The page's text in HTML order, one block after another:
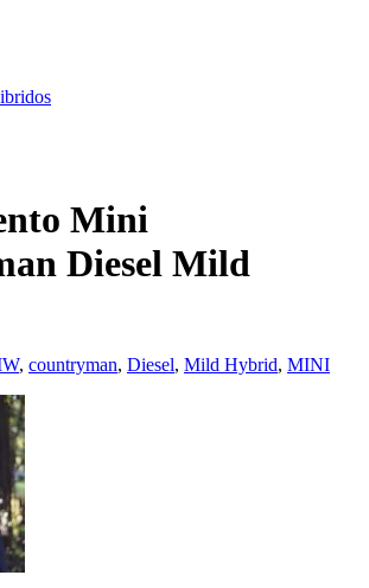
Mini
Diesel Mild
, countryman, Diesel, Mild Hybrid, MINI